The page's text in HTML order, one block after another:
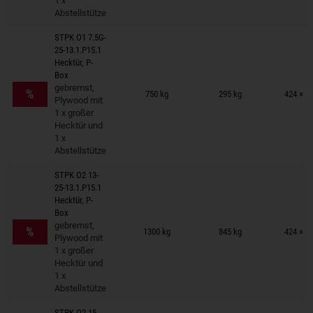
Abstellstütze
%
STPK O1 7.5G-
25-13.1.P15.1
Hecktür, P-
Box
gebremst,
Plywood mit
1 x großer
Hecktür und
1 x
Abstellstütze
750 kg 295 kg 424 ×
Anhänger auf Merkzettel
%
STPK O2 13-
25-13.1.P15.1
Hecktür, P-
Box
gebremst,
Plywood mit
1 x großer
Hecktür und
1 x
Abstellstütze
1300 kg 845 kg 424 ×
Anhänger auf Merkzettel